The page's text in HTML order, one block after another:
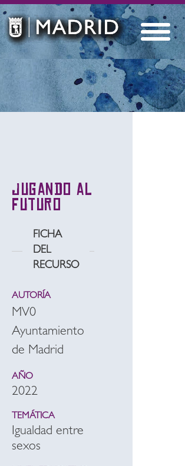
Jugando al
futuro
FICHA
DEL
RECURSO
AUTORÍA
MV0
Ayuntamiento
de Madrid
AÑO
2022
TEMÁTICA
Igualdad entre
sexos